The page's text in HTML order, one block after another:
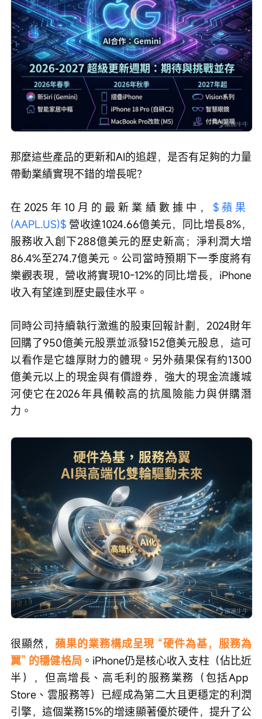
那麼這些產品的更新和AI的追趕，是否有足夠的力量
帶動業績實現不錯的增長呢？
在2025年10月的最新業績數據中， $蘋果
(AAPL.US)$ 營收達1024.66億美元，同比增長8%，
服務收入創下288億美元的歷史新高；淨利潤大增
86.4%至274.7億美元。公司當時預期下一季度將有
樂觀表現，營收將實現10-12%的同比增長，iPhone
收入有望達到歷史最佳水平。
同時公司持續執行激進的股東回報計劃，2024財年
回購了950億美元股票並派發152億美元股息，這可
以看作是它雄厚財力的體現。另外蘋果保有約1300
億美元以上的現金與有價證券，強大的現金流護城
河使它在2026年具備較高的抗風險能力與併購潛
力。
很顯然， 蘋果的業務構成呈現 “硬件為基，服務為
翼” 的穩健格局。iPhone仍是核心收入支柱（佔比近
半），但高增長、高毛利的服務業務（包括App
Store、雲服務等）已經成為第二大且更穩定的利潤
引擎，這個業務15%的增速顯著優於硬件，提升了公